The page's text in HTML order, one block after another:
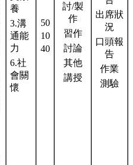
養
3.溝
通能
力
6.社
會關
懷
50
10
40
討/製
作
習作
討論
其他
講授
出席狀
況
口頭報
告
作業
測驗